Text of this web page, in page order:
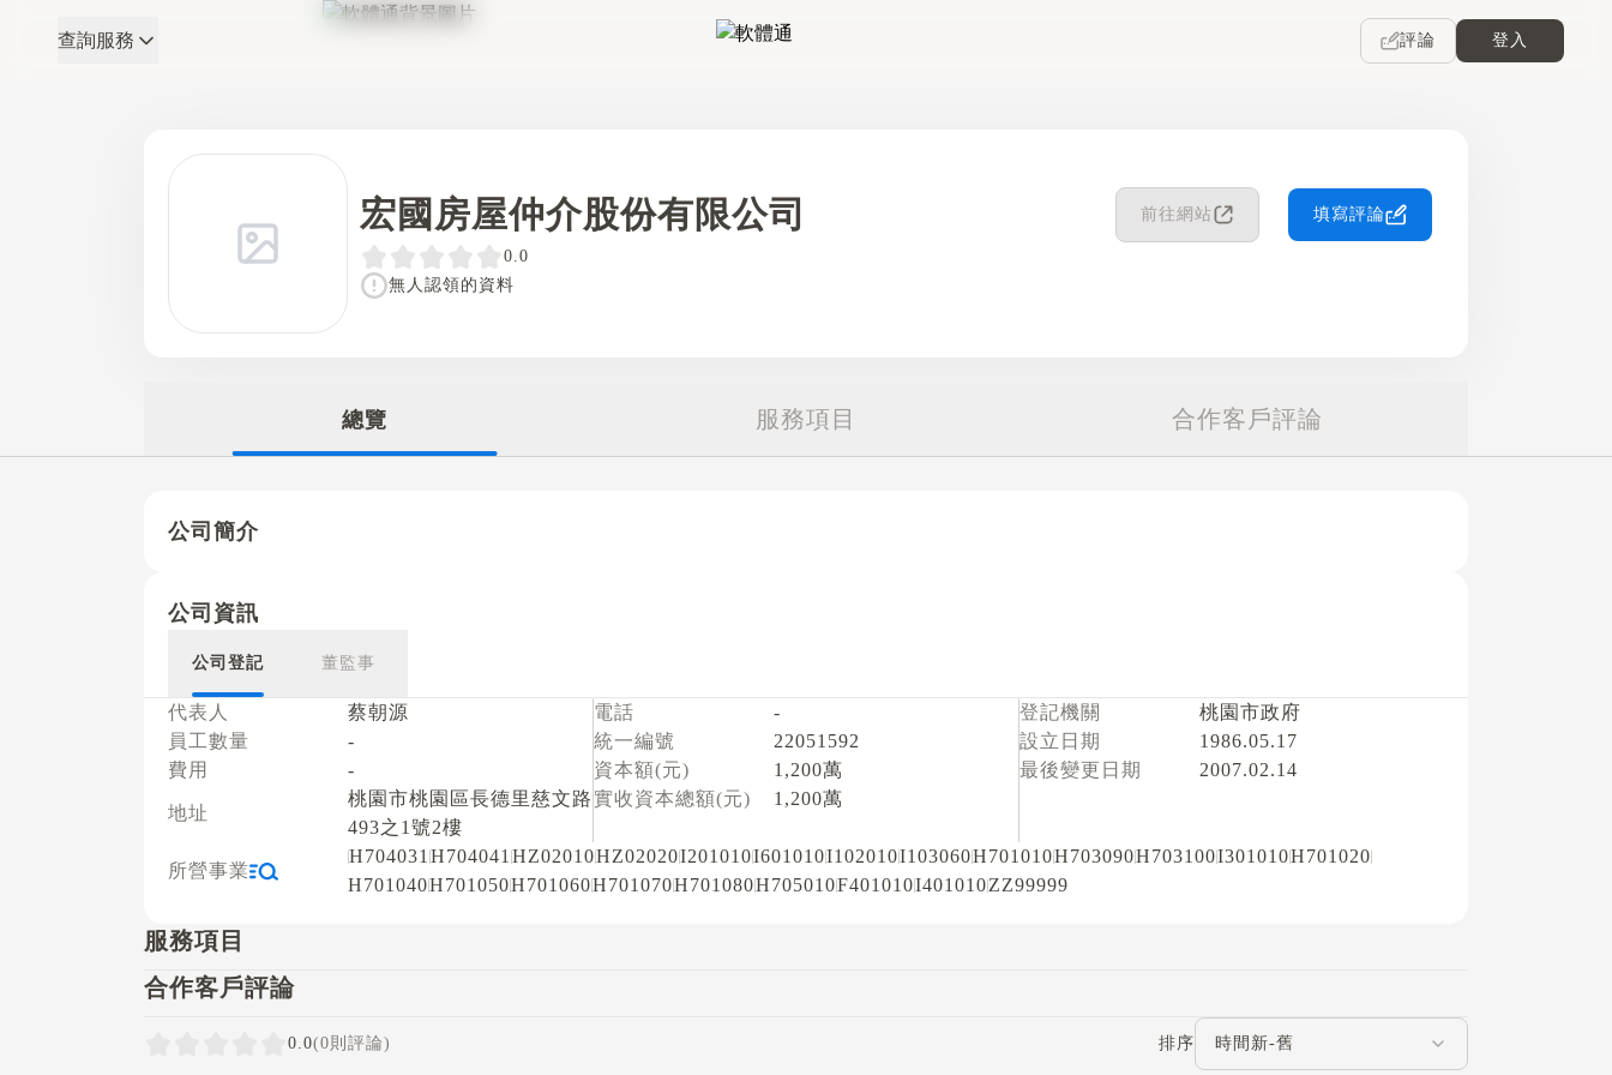
軟體通
查詢服務 評論 登入
宏國房屋仲介股份有限公司 前往網站 填寫評論
0.0
無人認領的資料
總覽 服務項目 合作客戶評論
公司簡介
公司資訊
公司登記 董監事
代表人
蔡朝源
員工數量
-
費用
-
地址
桃園市桃園區長德里慈文路
493之1號2樓
電話
-
統一編號
22051592
資本額(元)
1,200萬
實收資本總額(元)
1,200萬
登記機關
桃園市政府
設立日期
1986.05.17
最後變更日期
2007.02.14
所營事業
H704031 H704041 HZ02010HZ02020I201010I601010I102010I103060H701010H703090H703100I301010H701020
H701040H701050H701060H701070H701080H705010F401010I401010ZZ99999
服務項目
合作客戶評論
0.0(0則評論) 排序
評論排序